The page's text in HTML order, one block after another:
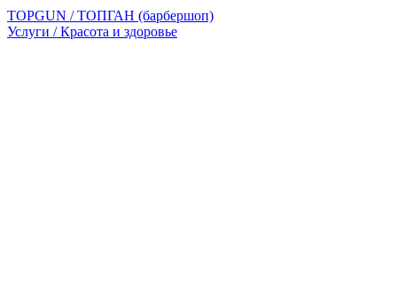
TOPGUN / ТОПГАН (барбершоп)
Услуги / Красота и здоровье